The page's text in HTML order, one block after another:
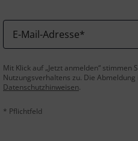
E-Mail-Adresse*
Mit Klick auf „Jetzt anmelden“
Nutzungsverhaltens zu. Die
Datenschutzhinweisen.
* Pflichtfeld